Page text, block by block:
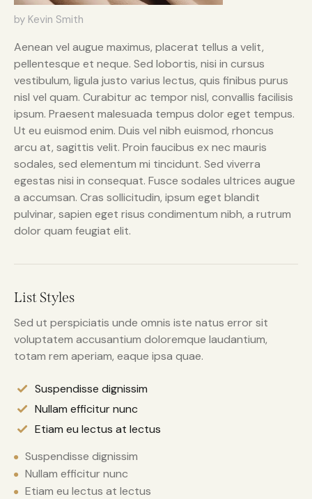
by Kevin Smith
Aenean vel augue maximus, placerat tellus a velit,
pellentesque et neque. Sed lobortis, nisi in cursus
vestibulum, ligula justo varius lectus, quis finibus purus
nisl vel quam. Curabitur ac tempor nisl, convallis facilisis
ipsum. Praesent malesuada tempus dolor eget tempus.
Ut eu euismod enim. Duis vel nibh euismod, rhoncus
arcu at, sagittis velit. Proin faucibus ex nec mauris
sodales, sed elementum mi tincidunt. Sed viverra
egestas nisi in consequat. Fusce sodales ultrices augue
a accumsan. Cras sollicitudin, ipsum eget blandit
pulvinar, sapien eget risus condimentum nibh, a rutrum
dolor quam feugiat elit.
List Styles
Sed ut perspiciatis unde omnis iste natus error sit
voluptatem accusantium doloremque laudantium,
totam rem aperiam, eaque ipsa quae.
Suspendisse dignissim
Nullam efficitur nunc
Etiam eu lectus at lectus
Suspendisse dignissim
Nullam efficitur nunc
Etiam eu lectus at lectus